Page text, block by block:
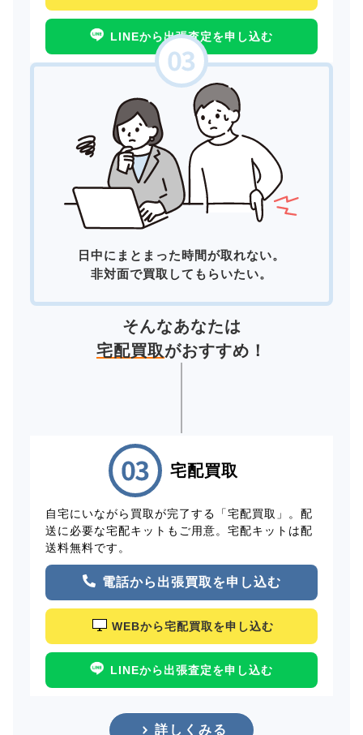
LINEから出張査定を申し込む
日中にまとまった時間が取れない。
非対面で買取してもらいたい。
そんなあなたは
宅配買取がおすすめ！
宅配買取
自宅にいながら買取が完了する「宅配買取」。配
送に必要な宅配キットもご用意。宅配キットは配
送料無料です。
電話から出張買取を申し込む
WEBから宅配買取を申し込む
LINEから出張査定を申し込む
詳しくみる